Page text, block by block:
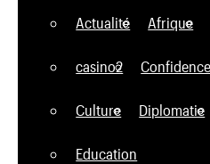
Actualité Afrique
casino2
Culture Diplomatie
Education